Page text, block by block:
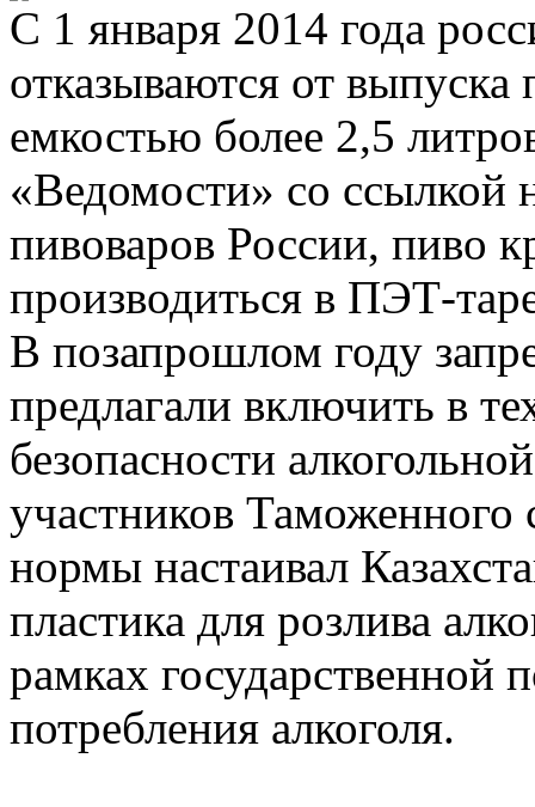
С 1 января 2014 года
отказываются от выпуска
емкостью более 2,5
«Ведомости» со ссылкой
пивоваров России, пиво
производиться в ПЭТ-
В позапрошлом году
предлагали включить в
безопасности
участников Таможенного
нормы настаивал
пластика для розлива
рамках
потребления алкоголя.